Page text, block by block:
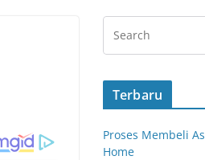
Terbaru
Proses Membeli
Home